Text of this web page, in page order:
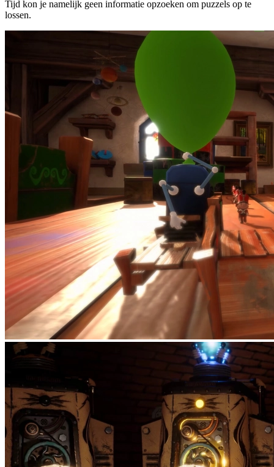
Tijd kon je namelijk geen informatie opzoeken om puzzels op te
lossen.